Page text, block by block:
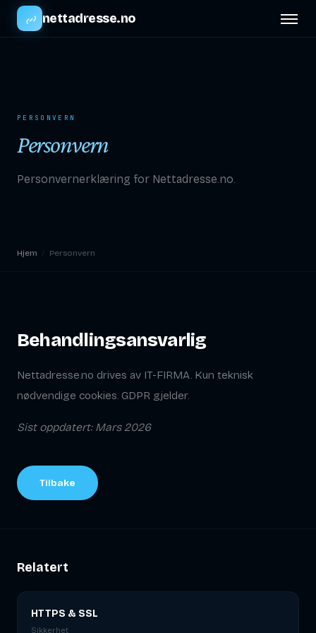
nettadresse.no
PERSONVERN
Personvern
Personvernerklæring for Nettadresse.no.
Hjem Personvern
Behandlingsansvarlig
Nettadresse.no drives av IT-FIRMA. Kun teknisk
nødvendige cookies. GDPR gjelder.
Sist oppdatert: Mars 2026
Tilbake
Relatert
HTTPS & SSL
Sikkerhet